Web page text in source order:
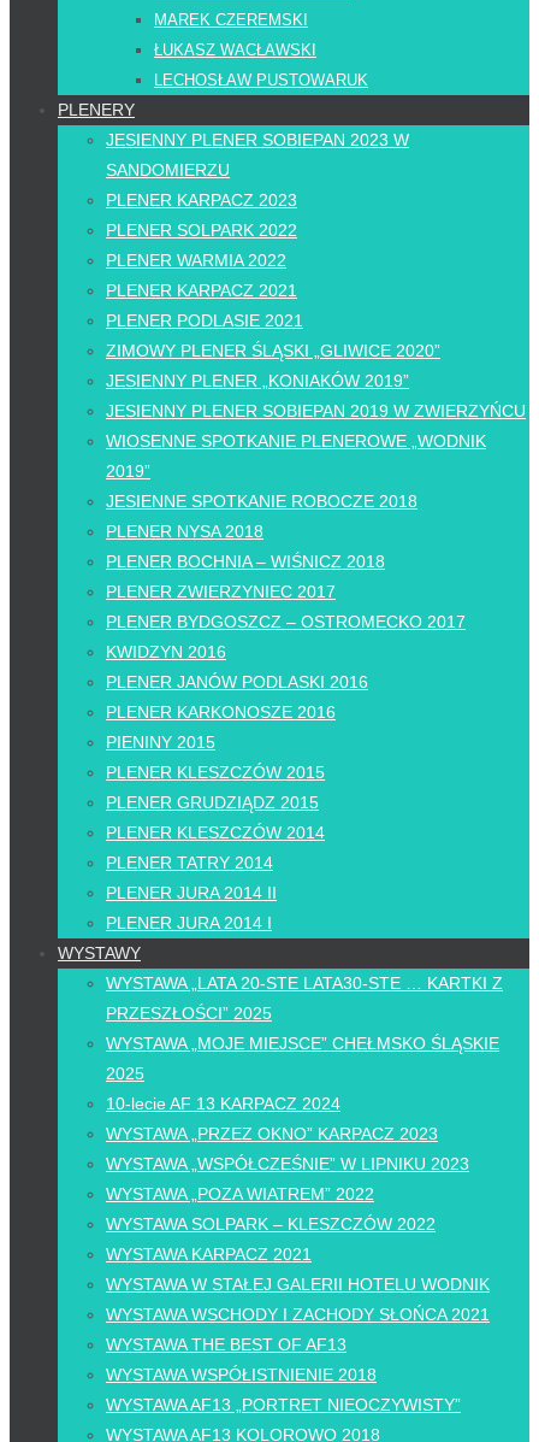
MAREK CZEREMSKI
ŁUKASZ WACŁAWSKI
LECHOSŁAW PUSTOWARUK
PLENERY
JESIENNY PLENER SOBIEPAN 2023 W
SANDOMIERZU
PLENER KARPACZ 2023
PLENER SOLPARK 2022
PLENER WARMIA 2022
PLENER KARPACZ 2021
PLENER PODLASIE 2021
ZIMOWY PLENER ŚLĄSKI „GLIWICE 2020”
JESIENNY PLENER „KONIAKÓW 2019”
JESIENNY PLENER SOBIEPAN 2019 W ZWIERZYŃCU
WIOSENNE SPOTKANIE PLENEROWE „WODNIK
2019”
JESIENNE SPOTKANIE ROBOCZE 2018
PLENER NYSA 2018
PLENER BOCHNIA – WIŚNICZ 2018
PLENER ZWIERZYNIEC 2017
PLENER BYDGOSZCZ – OSTROMECKO 2017
KWIDZYN 2016
PLENER JANÓW PODLASKI 2016
PLENER KARKONOSZE 2016
PIENINY 2015
PLENER KLESZCZÓW 2015
PLENER GRUDZIĄDZ 2015
PLENER KLESZCZÓW 2014
PLENER TATRY 2014
PLENER JURA 2014 II
PLENER JURA 2014 I
WYSTAWY
WYSTAWA „LATA 20-STE LATA30-STE … KARTKI Z
PRZESZŁOŚCI” 2025
WYSTAWA „MOJE MIEJSCE” CHEŁMSKO ŚLĄSKIE
2025
10-lecie AF 13 KARPACZ 2024
WYSTAWA „PRZEZ OKNO” KARPACZ 2023
WYSTAWA „WSPÓŁCZEŚNIE” W LIPNIKU 2023
WYSTAWA „POZA WIATREM” 2022
WYSTAWA SOLPARK – KLESZCZÓW 2022
WYSTAWA KARPACZ 2021
WYSTAWA W STAŁEJ GALERII HOTELU WODNIK
WYSTAWA WSCHODY I ZACHODY SŁOŃCA 2021
WYSTAWA THE BEST OF AF13
WYSTAWA WSPÓŁISTNIENIE 2018
WYSTAWA AF13 „PORTRET NIEOCZYWISTY”
WYSTAWA AF13 KOLOROWO 2018